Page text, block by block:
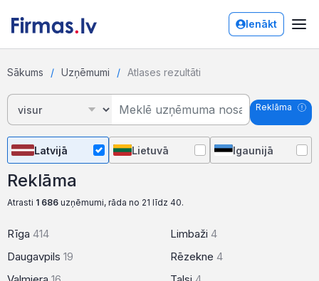
Ienākt
Sākums Uzņēmumi Atlases rezultāti
Reklāma
Latvijā Lietuvā Igaunijā
Reklāma
Atrasti 1 686 uzņēmumi, rāda no 21 līdz 40.
Rīga 414
Daugavpils 19
Limbaži 4
Rēzekne 4